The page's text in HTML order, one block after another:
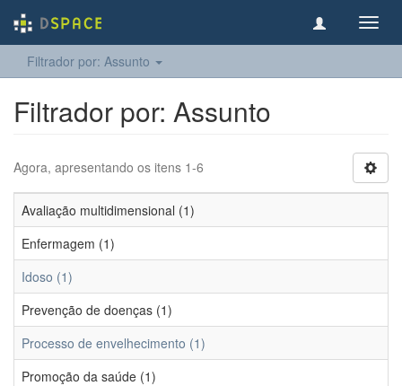
Filtrador por: Assunto
Filtrador por: Assunto
Agora, apresentando os itens 1-6
Avaliação multidimensional (1)
Enfermagem (1)
Idoso (1)
Prevenção de doenças (1)
Processo de envelhecimento (1)
Promoção da saúde (1)